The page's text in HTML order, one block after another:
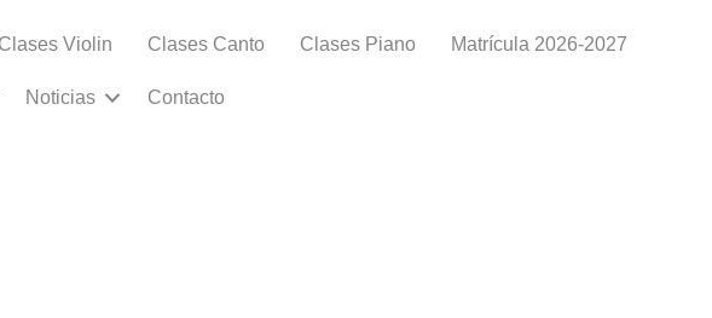
Clases Violin Clases Canto Clases Piano Matrícula 2026-2027
Noticias Contacto